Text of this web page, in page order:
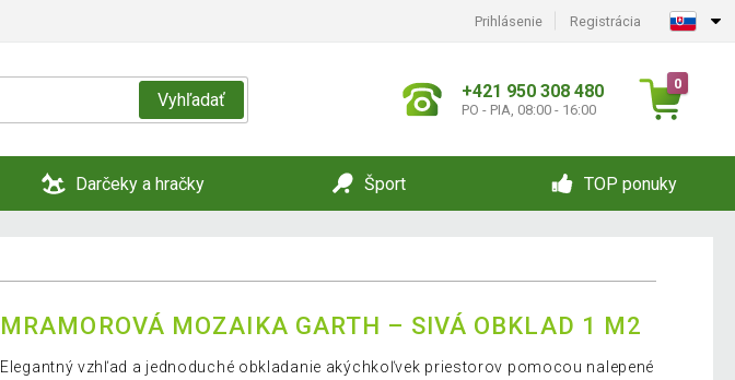
Prihlásenie Registrácia
Vyhľadať +421 950 308 480
PO - PIA, 08:00 - 16:00
0
Darčeky a hračky Šport TOP ponuky
MRAMOROVÁ MOZAIKA GARTH – SIVÁ OBKLAD 1 M2
Elegantný vzhľad a jednoduché obkladanie akýchkoľvek priestorov pomocou nalepené